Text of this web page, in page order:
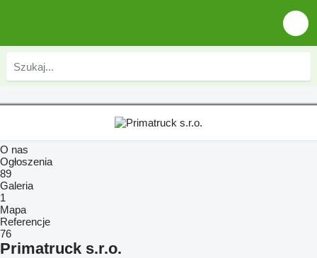
O nas
Ogłoszenia
89
Galeria
1
Mapa
Referencje
76
Primatruck s.r.o.